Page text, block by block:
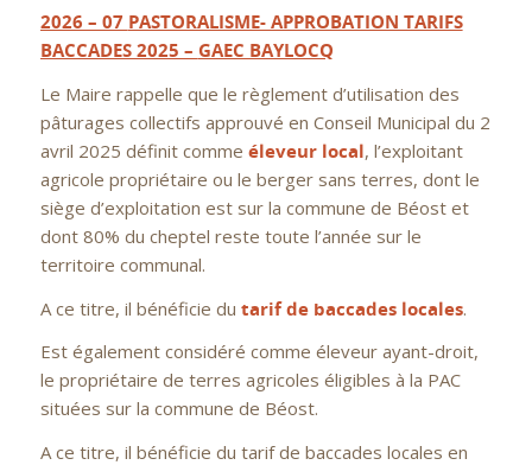
2026 – 07 PASTORALISME- APPROBATION TARIFS
BACCADES 2025 – GAEC BAYLOCQ
Le Maire rappelle que le règlement d’utilisation des
pâturages collectifs approuvé en Conseil Municipal du 2
avril 2025 définit comme éleveur local, l’exploitant
agricole propriétaire ou le berger sans terres, dont le
siège d’exploitation est sur la commune de Béost et
dont 80% du cheptel reste toute l’année sur le
territoire communal.
A ce titre, il bénéficie du tarif de baccades locales.
Est également considéré comme éleveur ayant-droit,
le propriétaire de terres agricoles éligibles à la PAC
situées sur la commune de Béost.
A ce titre, il bénéficie du tarif de baccades locales en